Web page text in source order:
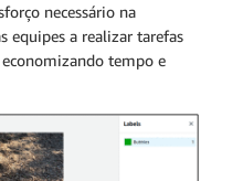
necessário na
equipes a realizar tarefas
tempo e